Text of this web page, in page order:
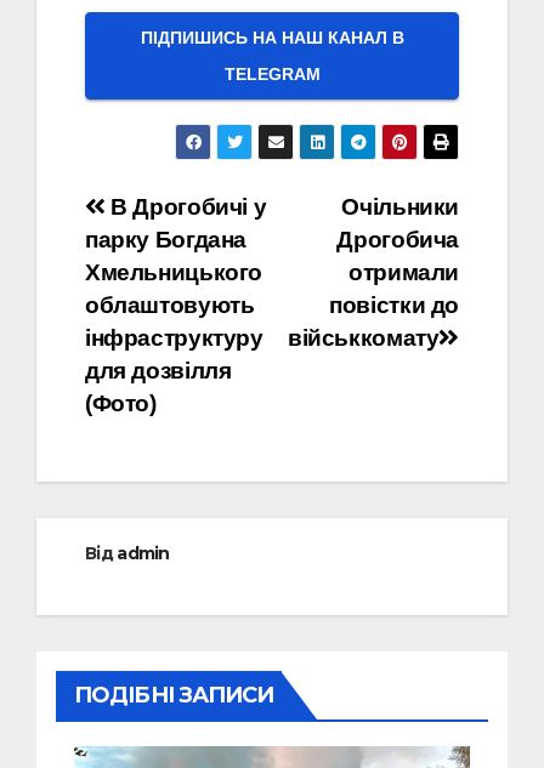
ПІДПИШИСЬ НА НАШ КАНАЛ В
ТELEGRAM
Навігація
записів
Очільники
Дрогобича
отримали
повістки до
військкомату
В Дрогобичі у
парку Богдана
Хмельницького
облаштовують
інфраструктуру
для дозвілля
(Фото)
Відadmin
ПОДІБНІ ЗАПИСИ